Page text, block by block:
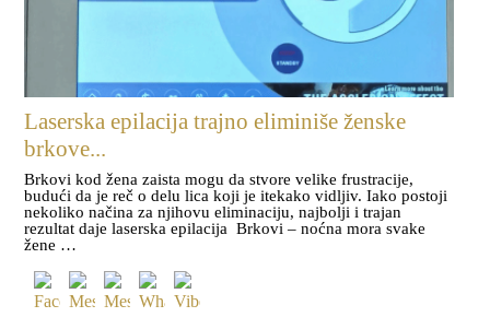
Laserska epilacija trajno eliminiše ženske
brkove...
Brkovi kod žena zaista mogu da stvore velike frustracije,
budući da je reč o delu lica koji je itekako vidljiv. Iako postoji
nekoliko načina za njihovu eliminaciju, najbolji i trajan
rezultat daje laserska epilacija Brkovi – noćna mora svake
žene …